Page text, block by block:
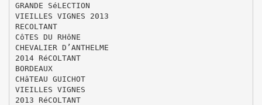
GRANDE SéLECTION
VIEILLES VIGNES 2013
RECOLTANT
CôTES DU RHôNE
CHEVALIER D’ANTHELME
2014 RéCOLTANT
BORDEAUX
CHâTEAU GUICHOT
VIEILLES VIGNES
2013 RéCOLTANT